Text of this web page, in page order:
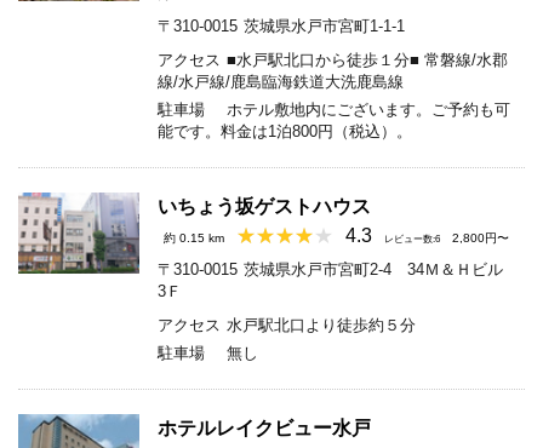
〒310-0015 茨城県水戸市宮町1-1-1
アクセス ■水戸駅北口から徒歩１分■ 常磐線/水郡
線/水戸線/鹿島臨海鉄道大洗鹿島線
駐車場
ホテル敷地内にございます。ご予約も可
能です。料金は1泊800円（税込）。
いちょう坂ゲストハウス
約 0.15 km 4.3 レビュー数:6 2,800円〜
〒310-0015 茨城県水戸市宮町2-4 34Ｍ＆Ｈビル
3Ｆ
アクセス 水戸駅北口より徒歩約５分
駐車場
無し
ホテルレイクビュー水戸